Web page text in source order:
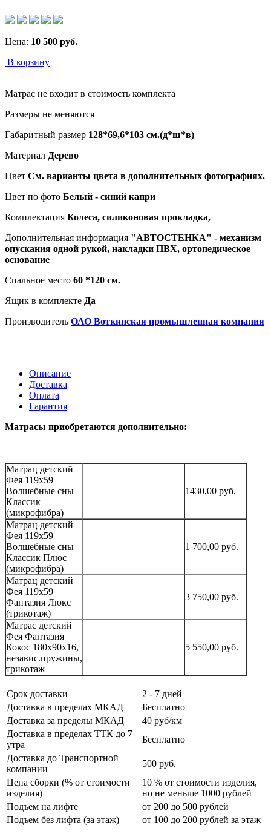
Цена: 10 500 руб.
В корзину
Матрас не входит в стоимость комплекта
Размеры не меняются
Габаритный размер 128*69,6*103 см.(д*ш*в)
Материал Дерево
Цвет См. варианты цвета в дополнительных фотографиях.
Цвет по фото Белый - синий капри
Комплектация Колеса, силиконовая прокладка,
Дополнительная информация "АВТОСТЕНКА" - механизм
опускания одной рукой, накладки ПВХ, ортопедическое
основание
Спальное место 60 *120 см.
Ящик в комплекте Да
Производитель ОАО Воткинская промышленная компания
Описание
Доставка
Оплата
Гарантия
Матрасы приобретаются дополнительно:
Матрац детский
Фея 119х59
Волшебные сны
Классик
(микрофибра)
1430,00 руб.
Матрац детский
Фея 119х59
Волшебные сны
Классик Плюс
(микрофибра)
1 700,00 руб.
Матрац детский
Фея 119х59
Фантазия Люкс
(трикотаж)
3 750,00 руб.
Матрас детский
Фея Фантазия
Кокос 180х90х16,
независ.пружины,
трикотаж
5 550,00 руб.
Срок доставки
2 - 7 дней
Доставка в пределах МКАД
Бесплатно
Доставка за пределы МКАД
40 руб/км
Доставка в пределах ТТК до 7
утра
Бесплатно
Доставка до Транспортной
компании
500 руб.
Цена сборки (% от стоимости
изделия)
10 % от стоимости изделия,
но не меньше 1000 рублей
Подъем на лифте
от 200 до 500 рублей
Подъем без лифта (за этаж)
от 100 до 200 рублей за этаж